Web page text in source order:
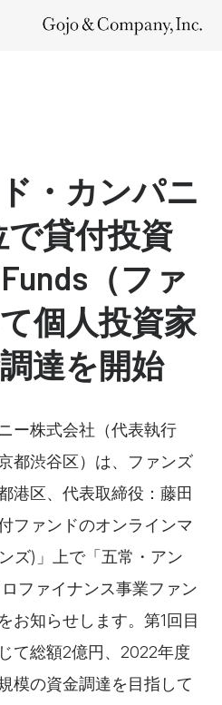
・カンパニ
で貸付投資
（ファ
個人投資家
達を開始
ー株式会社（代表執行
都渋谷区）は、ファンズ
港区、代表取締役：藤田
ファンドのオンラインマ
ズ)」上で「五常・アン
ファイナンス事業ファン
お知らせします。第1回目
て総額2億円、2022年度
模の資金調達を目指して